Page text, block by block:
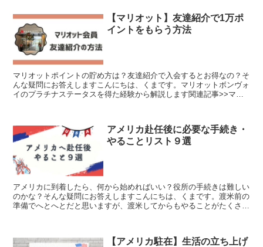
【マリオット】友達紹介で1万ポ
イントをもらう方法
マリオットポイントの貯め方は？友達紹介で入会するとお得なの？そ
んな疑問にお答えしますこんにちは、くまです。マリオットボンヴォ
イのプラチナステータスを得た経験から解説します関連記事>>マリ
アメリカ赴任後に必要な手続き・
やることリスト９選
アメリカに到着したら、何から始めればいい？役所の手続きは難しい
のかな？そんな疑問にお答えしますこんにちは、くまです。渡米前の
準備でへとへとだと思いますが、渡米してからもやることがたくさん
【アメリカ駐在】生活の立ち上げ